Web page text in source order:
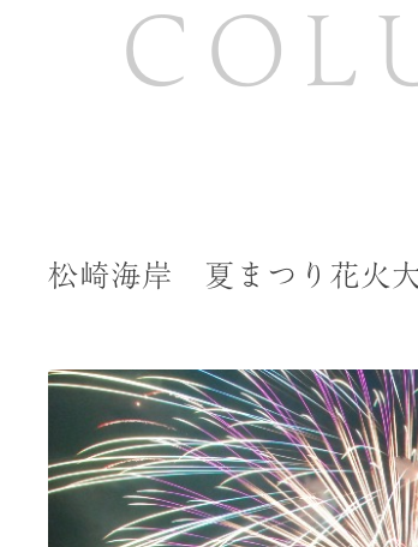
松崎海岸 夏まつり花火